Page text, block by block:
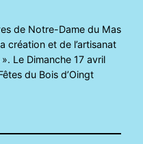
de Notre-Dame du Mas
création et de l’artisanat
Le Dimanche 17 avril
du Bois d’Oingt